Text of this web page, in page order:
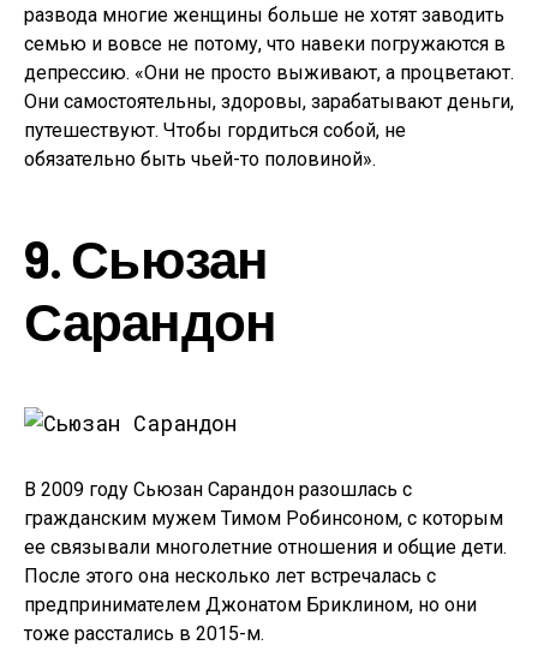
развода многие женщины больше не хотят заводить
семью и вовсе не потому, что навеки погружаются в
депрессию. «Они не просто выживают, а процветают.
Они самостоятельны, здоровы, зарабатывают деньги,
путешествуют. Чтобы гордиться собой, не
обязательно быть чьей-то половиной».
9. Сьюзан
Сарандон
В 2009 году Сьюзан Сарандон разошлась с
гражданским мужем Тимом Робинсоном, с которым
ее связывали многолетние отношения и общие дети.
После этого она несколько лет встречалась с
предпринимателем Джонатом Бриклином, но они
тоже расстались в 2015-м.